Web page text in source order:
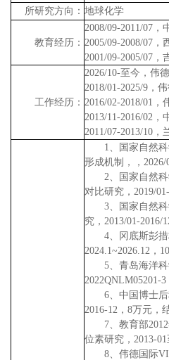
所研究方向： 地球化学
教育经历：
2008/09-2011/07 ，
2005/09-2008/07 ，
2001/09-2005/07 ，
工作经历：
2026/10-至今，伟
2018/01-2025/9 ，
2016/02-2018/01 ，
2013/11-2016/02 ，
2011/07-2013/10 ，
1、国家自然
形成机制，， 2026/
2、国家自然
对比研究， 2019/
3、 国家自然
究， 2013/01-2016/
4、冈底斯彭
2024.1~2026.12 ， 10
5、青岛海洋
2022QNLM05201-3
6、 中国博士
2016-12 ， 8万元，
7、 教育部2012
位素研究， 2013-01
8、 伟德国际